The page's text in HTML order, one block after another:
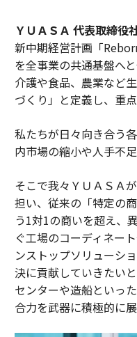
ＹＵＡＳＡ 代表取締役
新中期経営計画「
を全事業の共通基盤へ
介護や食品、農業など
づくり」と定義し、重
私たちが日々向き合う
内市場の縮小や人手不
そこで我々ＹＵＡＳＡ
担い、従来の「特定の
う1対1の商いを超え、
ぐ工場のコーディネー
ンストップソリューシ
決に貢献していきたい
センターや造船といっ
合力を武器に積極的に